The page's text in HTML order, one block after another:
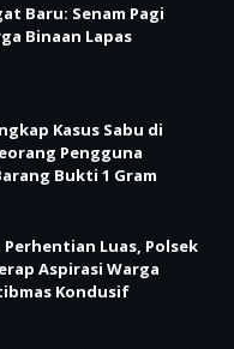
Baru: Senam Pagi
Binaan Lapas
Kasus Sabu di
Pengguna
Bukti 1 Gram
Luas, Polsek
Aspirasi Warga
Kondusif